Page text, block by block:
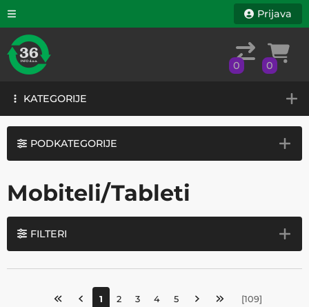
KATEGORIJE
Prijava
0 0
KATEGORIJE
PODKATEGORIJE
Mobiteli/Tableti
FILTERI
1 2 3 4 5 [109]